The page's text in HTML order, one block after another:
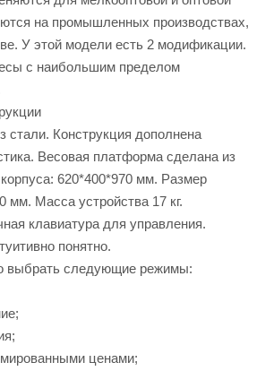
на промышленных производствах,
У этой модели есть 2 модификации.
с наибольшим пределом
стали. Конструкция дополнена
Весовая платформа сделана из
620*400*970 мм. Размер
мм. Масса устройства 17 кг.
клавиатура для управления.
понятно.
выбрать следующие режимы:
ценами;